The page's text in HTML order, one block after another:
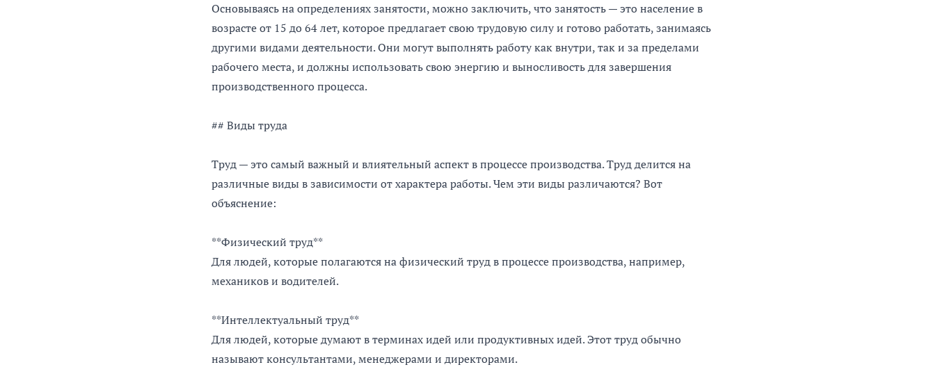
Основываясь на определениях занятости, можно заключить, что занятость — это население в
возрасте от 15 до 64 лет, которое предлагает свою трудовую силу и готово работать, занимаясь
другими видами деятельности. Они могут выполнять работу как внутри, так и за пределами
рабочего места, и должны использовать свою энергию и выносливость для завершения
производственного процесса.
## Виды труда
Труд — это самый важный и влиятельный аспект в процессе производства. Труд делится на
различные виды в зависимости от характера работы. Чем эти виды различаются? Вот
объяснение:
**Физический труд**
Для людей, которые полагаются на физический труд в процессе производства, например,
механиков и водителей.
**Интеллектуальный труд**
Для людей, которые думают в терминах идей или продуктивных идей. Этот труд обычно
называют консультантами, менеджерами и директорами.